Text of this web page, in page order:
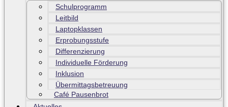
Schulprogramm
Leitbild
Laptopklassen
Erprobungsstufe
Differenzierung
Individuelle Förderung
Inklusion
Übermittagsbetreuung
Café Pausenbrot